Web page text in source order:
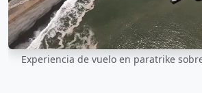
Experiencia de vuelo en paratrike